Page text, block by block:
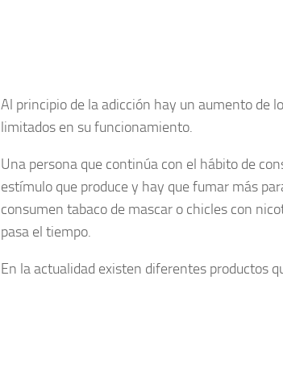
Al principio de la adicción hay un aumento de
limitados en su funcionamiento.
Una persona que continúa con el hábito de
estímulo que produce y hay que fumar más
consumen tabaco de mascar o chicles con
pasa el tiempo.
En la actualidad existen diferentes productos